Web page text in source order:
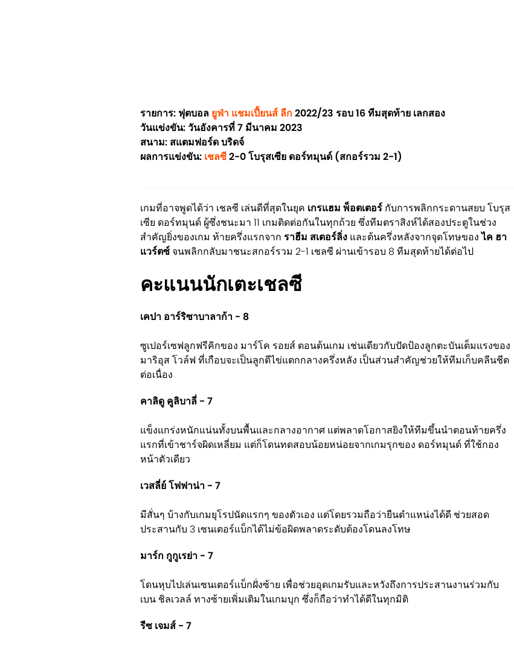
รายการ: ฟุตบอล ยูฟ่า แชมเปี้ยนส์ ลีก2022/23 รอบ 16 ทีมสุดท้าย เลกสอง
วันแข่งขัน: วันอังคารที่ 7 มีนาคม 2023
สนาม: สแตมฟอร์ด บริดจ์
ผลการแข่งขัน: เชลซี2-0 โบรุสเซีย ดอร์ทมุนด์ (สกอร์รวม 2-1)
เกมที่อาจพูดได้ว่า เชลซี เล่นดีที่สุดในยุค เกรแฮม พ็อตเตอร์ กับการพลิกกระดานสยบ โบรุส
เซีย ดอร์ทมุนด์ ผู้ซึ่งชนะมา 11 เกมติดต่อกันในทุกถ้วย ซึ่งทีมตราสิงห์ได้สองประตูในช่วง
สำคัญยิ่งของเกม ท้ายครึ่งแรกจาก ราฮีม สเตอร์ลิ่ง และต้นครึ่งหลังจากจุดโทษของไค ฮา
แวร์ตซ์ จนพลิกกลับมาชนะสกอร์รวม 2-1 เชลซี ผ่านเข้ารอบ 8 ทีมสุดท้ายได้ต่อไป
คะแนนนักเตะเชลซี
เคปา อาร์ริซาบาลาก้า - 8
ซูเปอร์เซฟลูกฟรีคิกของ มาร์โค รอยส์ ตอนต้นเกม เช่นเดียวกับปัดป้องลูกตะบันเต็มแรงของ
มาริอุส โวล์ฟ ที่เกือบจะเป็นลูกตีไข่แตกกลางครึ่งหลัง เป็นส่วนสำคัญช่วยให้ทีมเก็บคลีนชีต
ต่อเนื่อง
คาลิดู คูลิบาลี่ - 7
แข็งแกร่งหนักแน่นทั้งบนพื้นและกลางอากาศ แต่พลาดโอกาสยิงให้ทีมขึ้นนำตอนท้ายครึ่ง
แรกที่เข้าชาร์จผิดเหลี่ยม แต่ก็โดนทดสอบน้อยหน่อยจากเกมรุกของ ดอร์ทมุนด์ ที่ใช้กอง
หน้าตัวเดียว
เวสลี่ย์ โฟฟาน่า - 7
มีสั่นๆ บ้างกับเกมยุโรปนัดแรกๆ ของตัวเอง แต่โดยรวมถือว่ายืนตำแหน่งได้ดี ช่วยสอด
ประสานกับ 3 เซนเตอร์แบ็กได้ไม่ข้อผิดพลาดระดับต้องโดนลงโทษ
มาร์ก กูกูเรย่า - 7
โดนหุบไปเล่นเซนเตอร์แบ็กฝั่งซ้าย เพื่อช่วยอุดเกมรับและหวังถึงการประสานงานร่วมกับ
เบน ชิลเวลล์ ทางซ้ายเพิ่มเติมในเกมบุก ซึ่งก็ถือว่าทำได้ดีในทุกมิติ
รีซ เจมส์ - 7